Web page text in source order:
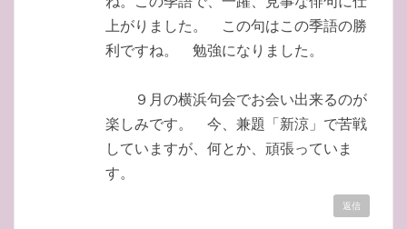
上がりました。 この句はこの季語の勝
利ですね。 勉強になりました。
９月の横浜句会でお会い出来るのが
楽しみです。 今、兼題「新涼」で苦戦
していますが、何とか、頑張っていま
す。
返信